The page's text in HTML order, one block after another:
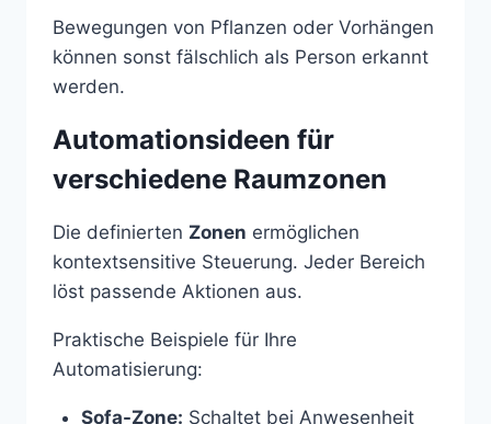
Bewegungen von Pflanzen oder Vorhängen
können sonst fälschlich als Person erkannt
werden.
Automationsideen für
verschiedene Raumzonen
Die definierten Zonen ermöglichen
kontextsensitive Steuerung. Jeder Bereich
löst passende Aktionen aus.
Praktische Beispiele für Ihre
Automatisierung:
Sofa-Zone: Schaltet bei Anwesenheit